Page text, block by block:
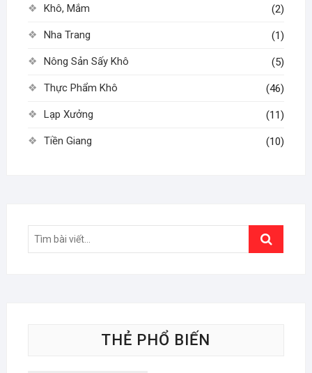
Khô, Mắm (2)
Nha Trang (1)
Nông Sản Sấy Khô (5)
Thực Phẩm Khô (46)
Lạp Xưởng (11)
Tiền Giang (10)
Search
THẺ PHỔ BIẾN